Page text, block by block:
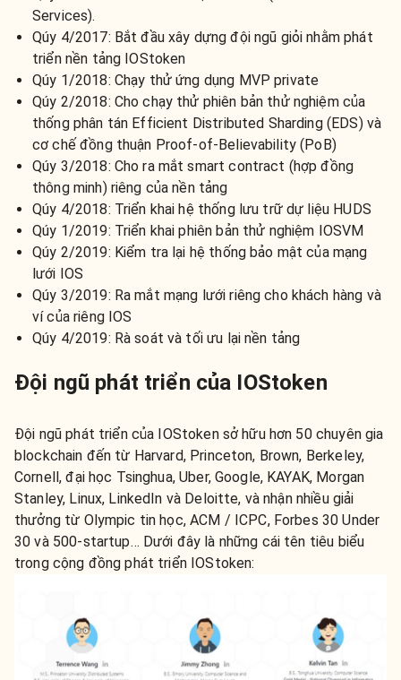
Services).
Qúy 4/2017: Bắt đầu xây dựng đội ngũ giỏi nhằm phát
triển nền tảng IOStoken
Qúy 1/2018: Chạy thử ứng dụng MVP private
Qúy 2/2018: Cho chạy thử phiên bản thử nghiệm của
thống phân tán Efficient Distributed Sharding (EDS) và
cơ chế đồng thuận Proof-of-Believability (PoB)
Qúy 3/2018: Cho ra mắt smart contract (hợp đồng
thông minh) riêng của nền tảng
Qúy 4/2018: Triển khai hệ thống lưu trữ dự liệu HUDS
Qúy 1/2019: Triển khai phiên bản thử nghiệm IOSVM
Qúy 2/2019: Kiểm tra lại hệ thống bảo mật của mạng
lưới IOS
Qúy 3/2019: Ra mắt mạng lưới riêng cho khách hàng và
ví của riêng IOS
Qúy 4/2019: Rà soát và tối ưu lại nền tảng
Đội ngũ phát triển của IOStoken
Đội ngũ phát triển của IOStoken sở hữu hơn 50 chuyên gia
blockchain đến từ Harvard, Princeton, Brown, Berkeley,
Cornell, đại học Tsinghua, Uber, Google, KAYAK, Morgan
Stanley, Linux, LinkedIn và Deloitte, và nhận nhiều giải
thưởng từ Olympic tin học, ACM / ICPC, Forbes 30 Under
30 và 500-startup… Dưới đây là những cái tên tiêu biểu
trong cộng đồng phát triển IOStoken: